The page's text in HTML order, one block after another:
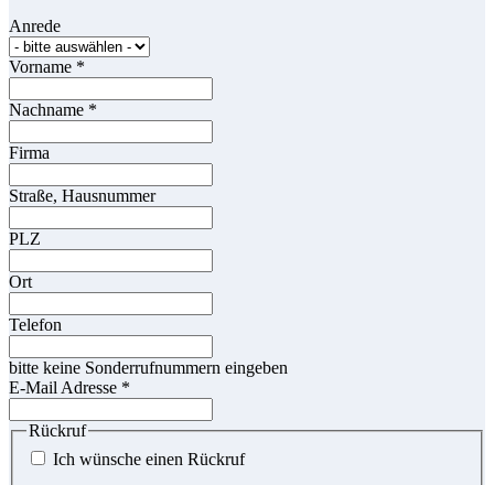
Anrede
Vorname *
Nachname *
Firma
Straße, Hausnummer
PLZ
Ort
Telefon
bitte keine Sonderrufnummern eingeben
E-Mail Adresse *
Rückruf
Ich wünsche einen Rückruf